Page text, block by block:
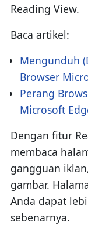
Reading View.
Baca artikel:
Mengunduh
Browser
Perang
Microsoft
Dengan fitur
membaca
gangguan
gambar.
Anda dapat
sebenarnya.